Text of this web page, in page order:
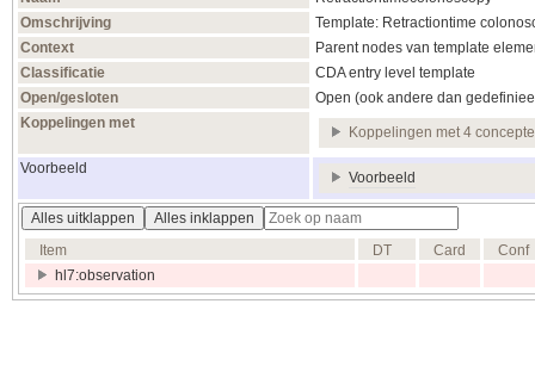
Omschrijving
Template: Retractiontime
Context
Parent nodes van template
Classificatie
CDA entry level template
Open/gesloten
Open (ook andere dan
Koppelingen met
Koppelingen met 4
Voorbeeld
Voorbeeld
Alles uitklappen
Alles inklappen
Item
DT Card
Conf
hl7:observation